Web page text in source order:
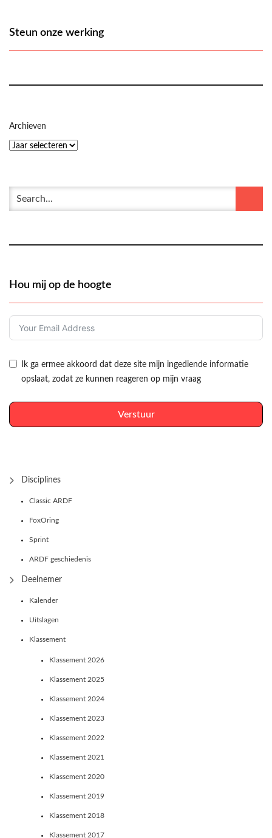
Steun onze werking
Archieven
Hou mij op de hoogte
Ik ga ermee akkoord dat deze site mijn ingediende informatie
opslaat, zodat ze kunnen reageren op mijn vraag
Verstuur
Disciplines
Classic ARDF
FoxOring
Sprint
ARDF geschiedenis
Deelnemer
Kalender
Uitslagen
Klassement
Klassement 2026
Klassement 2025
Klassement 2024
Klassement 2023
Klassement 2022
Klassement 2021
Klassement 2020
Klassement 2019
Klassement 2018
Klassement 2017